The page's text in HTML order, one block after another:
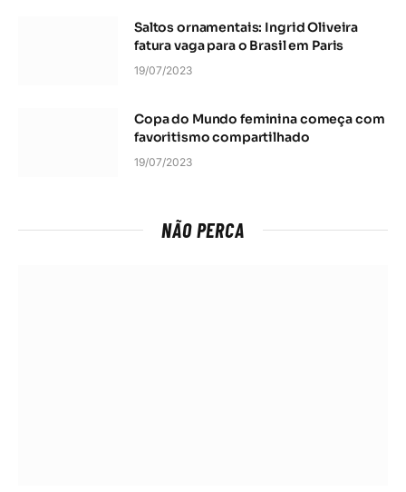
Saltos ornamentais: Ingrid Oliveira
fatura vaga para o Brasil em Paris
19/07/2023
Copa do Mundo feminina começa com
favoritismo compartilhado
19/07/2023
NÃO PERCA